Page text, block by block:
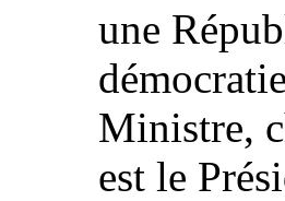
une
Ministre,
est le